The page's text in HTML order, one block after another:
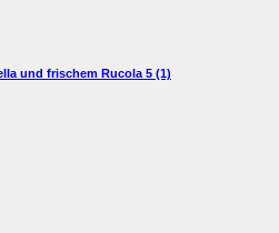
und frischem Rucola 5 (1)